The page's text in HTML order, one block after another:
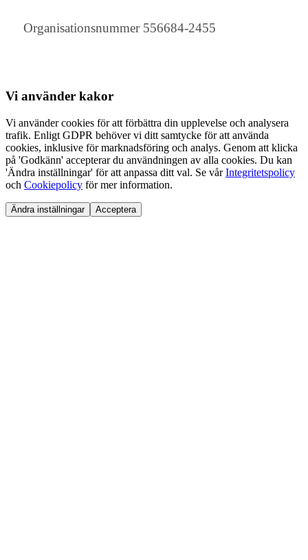
Organisationsnummer 556684-2455
Vi använder kakor
Vi använder cookies för att förbättra din upplevelse och analysera
trafik. Enligt GDPR behöver vi ditt samtycke för att använda
cookies, inklusive för marknadsföring och analys. Genom att klicka
på 'Godkänn' accepterar du användningen av alla cookies. Du kan
'Ändra inställningar' för att anpassa ditt val. Se vårIntegritetspolicy
och Cookiepolicy för mer information.
Ändra inställningar Acceptera